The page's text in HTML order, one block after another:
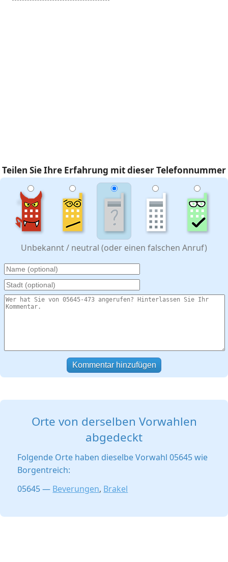
Teilen Sie Ihre Erfahrung mit dieser Telefonnummer
Unbekannt / neutral (oder einen falschen Anruf)
Kommentar hinzufügen
Orte von derselben Vorwahlen
abgedeckt
Folgende Orte haben dieselbe Vorwahl 05645 wie
Borgentreich:
05645 — Beverungen, Brakel